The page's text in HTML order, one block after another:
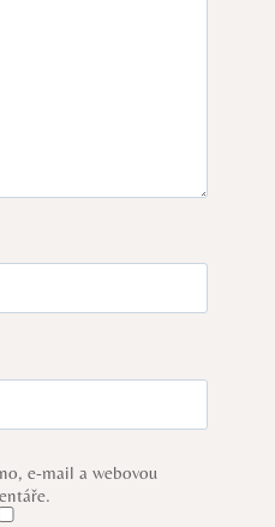
e-mail a webovou